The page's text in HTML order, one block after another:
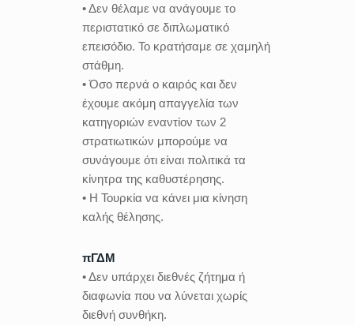
• Δεν θέλαμε να ανάγουμε το
περιστατικό σε διπλωματικό
επεισόδιο. Το κρατήσαμε σε χαμηλή
στάθμη.
• Όσο περνά ο καιρός και δεν
έχουμε ακόμη απαγγελία των
κατηγοριών εναντίον των 2
στρατιωτικών μπορούμε να
συνάγουμε ότι είναι πολιτικά τα
κίνητρα της καθυστέρησης.
• Η Τουρκία να κάνει μια κίνηση
καλής θέλησης.
πΓΔΜ
• Δεν υπάρχει διεθνές ζήτημα ή
διαφωνία που να λύνεται χωρίς
διεθνή συνθήκη.